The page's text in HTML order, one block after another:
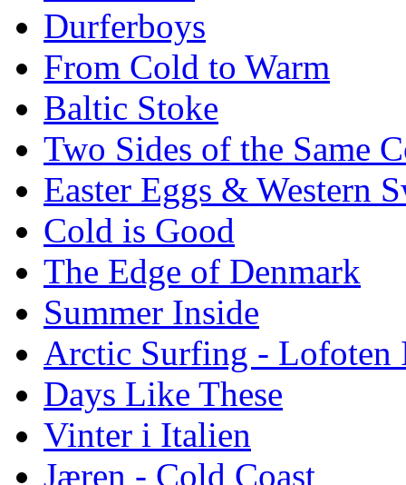
Durferboys
From Cold to Warm
Baltic Stoke
Two Sides of the Same
Easter Eggs & Western
Cold is Good
The Edge of Denmark
Summer Inside
Arctic Surfing - Lofoten
Days Like These
Vinter i Italien
Jæren - Cold Coast